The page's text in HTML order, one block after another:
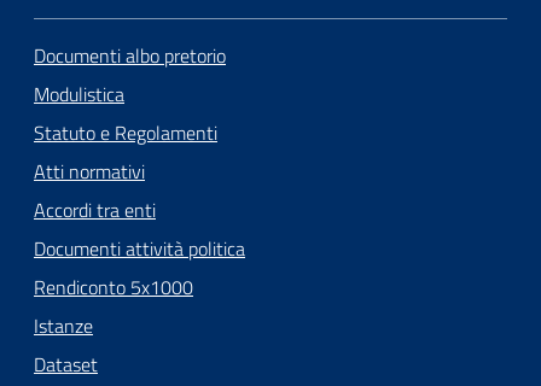
Documenti albo pretorio
Modulistica
Statuto e Regolamenti
Atti normativi
Accordi tra enti
Documenti attività politica
Rendiconto 5x1000
Istanze
Dataset